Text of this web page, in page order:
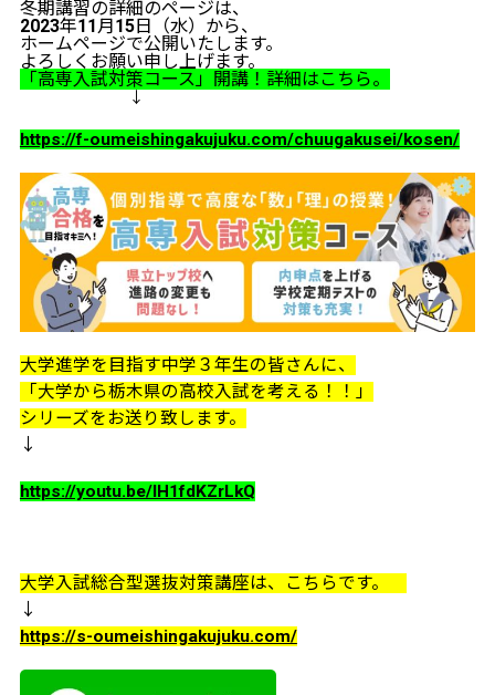
冬期講習の詳細のページは、
2023年11月15日（水）から、
ホームページで公開いたします。
よろしくお願い申し上げます。
「高専入試対策コース」開講！詳細はこちら。
↓
https://f-oumeishingakujuku.com/chuugakusei/kosen/
大学進学を目指す中学３年生の皆さんに、
「大学から栃木県の高校入試を考える！！」
シリーズをお送り致します。
↓
https://youtu.be/IH1fdKZrLkQ
大学入試総合型選抜対策講座は、こちらです。
↓
https://s-oumeishingakujuku.com/